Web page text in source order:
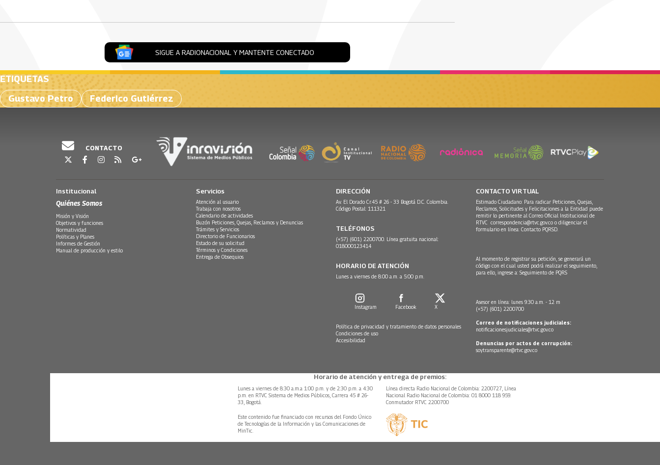
SIGUE A RADIONACIONAL Y MANTENTE CONECTADO
ETIQUETAS
Gustavo Petro
Federico Gutiérrez
CONTACTO
Institucional
Quiénes Somos
Misión y Visión
Objetivos y funciones
Normatividad
Políticas y Planes
Informes de Gestión
Manual de producción y estilo
Servicios
Atención al usuario
Trabaja con nosotros
Calendario de actividades
Buzón Peticiones, Quejas, Reclamos y Denuncias
Trámites y Servicios
Directorio de Funcionarios
Estado de su solicitud
Términos y Condiciones
Entrega de Obsequios
DIRECCIÓN
Av. El Dorado Cr.45 # 26 - 33 Bogotá D.C. Colombia.
Código Postal: 111321
TELÉFONOS
(+57) (601) 2200700. Línea gratuita nacional:
018000123414
HORARIO DE ATENCIÓN
Lunes a viernes de 8:00 a.m. a 5:00 p.m.
Instagram Facebook X
Política de privacidad y tratamiento de datos personales
Condiciones de uso
Accesibilidad
CONTACTO VIRTUAL
Estimado Ciudadano: Para radicar Peticiones, Quejas,
Reclamos, Solicitudes y Felicitaciones a la Entidad puede
remitir lo pertinente al Correo Oficial Institucional de
RTVC correspondencia@rtvc.gov.co o diligenciar el
formulario en línea: Contacto PQRSD.
Al momento de registrar su petición, se generará un
código con el cual usted podrá realizar el seguimiento,
para ello, ingrese a: Seguimiento de PQRS
Asesor en línea: lunes 9:30 a.m. - 12 m
(+57) (601) 2200700
Correo de notificaciones judiciales:
notificacionesjudiciales@rtvc.gov.co
Denuncias por actos de corrupción:
soytransparente@rtvc.gov.co
Horario de atención y entrega de premios:
Lunes a viernes de 8:30 a.m.a 1:00 p.m. y de 2:30 p.m. a 4:30
p.m. en RTVC Sistema de Medios Públicos, Carrera 45 # 26-
33, Bogotá.
Línea directa Radio Nacional de Colombia: 2200727, Línea
Nacional Radio Nacional de Colombia: 01 8000 118 959.
Conmutador RTVC 2200700
Este contenido fue financiado con recursos del Fondo Único
de Tecnologías de la Información y las Comunicaciones de
MinTic.